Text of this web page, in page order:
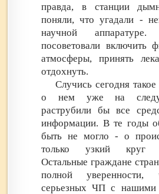
правда, в станции
поняли, что угадали -
научной аппаратуре.
посоветовали включить
атмосферы, принять
отдохнуть.
Случись сегодня
о нем уже на
раструбили бы все
информации. В те годы
быть не могло - о
только узкий круг
Остальные граждане
полной уверенности,
серьезных ЧП с нашими